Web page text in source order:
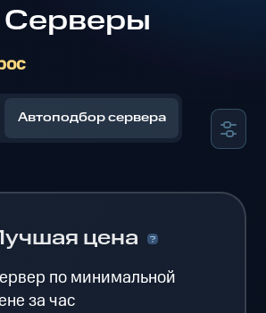
Серверы
Автоподбор сервера
цена
по минимальной
за час